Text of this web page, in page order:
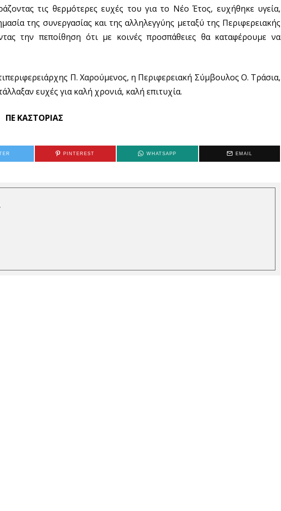
τις θερμότερες ευχές του για το Νέο Έτος, ευχήθηκε υγεία,
της συνεργασίας και της αλληλεγγύης μεταξύ της Περιφερειακής
την πεποίθηση ότι με κοινές προσπάθειες θα καταφέρουμε να
Π. Χαρούμενος, η Περιφερειακή Σύμβουλος Ο. Τράσια,
ευχές για καλή χρονιά, καλή επιτυχία.
ΠΕ ΚΑΣΤΟΡΙΑΣ
PINTEREST WHATSAPP EMAIL